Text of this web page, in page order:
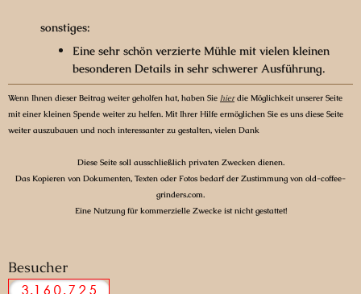
sonstiges:
Eine sehr schön verzierte Mühle mit vielen kleinen
besonderen Details in sehr schwerer Ausführung.
Wenn Ihnen dieser Beitrag weiter geholfen hat, haben Sie hierdie Möglichkeit unserer Seite
mit einer kleinen Spende weiter zu helfen. Mit Ihrer Hilfe ermöglichen Sie es uns diese Seite
weiter auszubauen und noch interessanter zu gestalten, vielen Dank
Diese Seite soll ausschließlich privaten Zwecken dienen.
Das Kopieren von Dokumenten, Texten oder Fotos bedarf der Zustimmung von old-coffee-
grinders.com.
Eine Nutzung für kommerzielle Zwecke ist nicht gestattet!
Besucher